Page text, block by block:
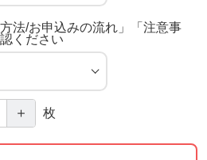
法/お申込みの流れ」「注意事
ください
＋ 枚